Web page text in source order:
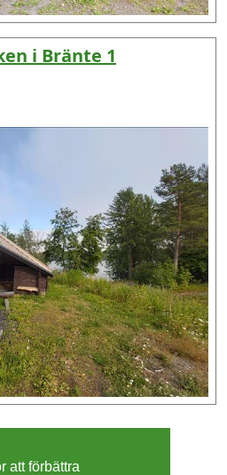
i Bränte 1
att förbättra